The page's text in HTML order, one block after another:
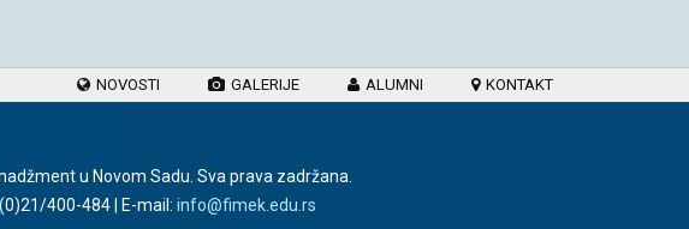
NOVOSTI GALERIJE ALUMNI KONTAKT
u Novom Sadu. Sva prava zadržana.
400-484 | E-mail: info@fimek.edu.rs